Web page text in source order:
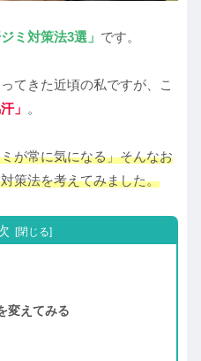
ミ対策法3選」 です。
てきた近頃の私ですが、こ
」 。
が常に気になる」そんなお
策法を考えてみました。
変えてみる